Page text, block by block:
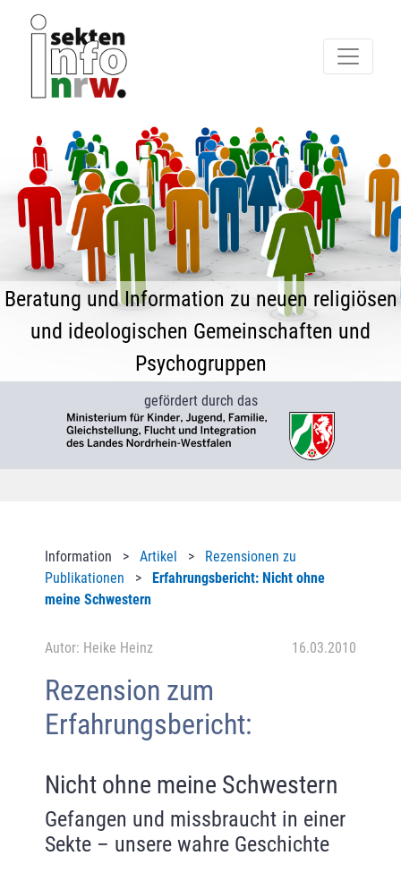
Beratung und Information zu neuen religiösen
und ideologischen Gemeinschaften und
Psychogruppen
gefördert durch das
Information > Artikel > Rezensionen zu
Publikationen > Erfahrungsbericht: Nicht ohne
meine Schwestern
Autor: Heike Heinz 16.03.2010
Rezension zum
Erfahrungsbericht:
Nicht ohne meine Schwestern
Gefangen und missbraucht in einer
Sekte – unsere wahre Geschichte